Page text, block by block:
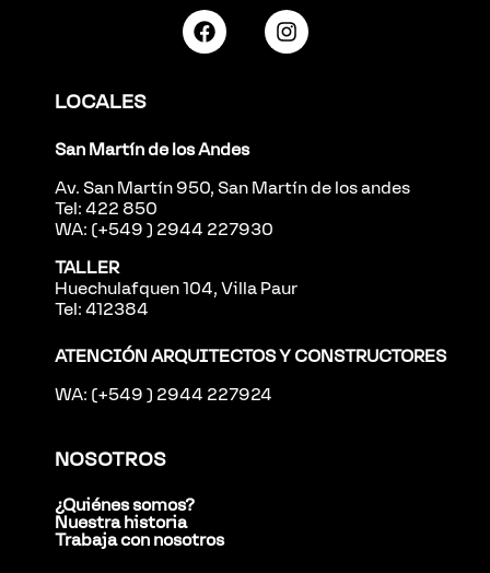
LOCALES
San Martín de los Andes
Av. San Martín 950, San Martín de los andes
Tel: 422 850
WA: (+549 ) 2944 227930
TALLER
Huechulafquen 104, Villa Paur
Tel: 412384
ATENCIÓN ARQUITECTOS Y CONSTRUCTORES
WA: (+549 ) 2944 227924
NOSOTROS
¿Quiénes somos?
Nuestra historia
Trabaja con nosotros